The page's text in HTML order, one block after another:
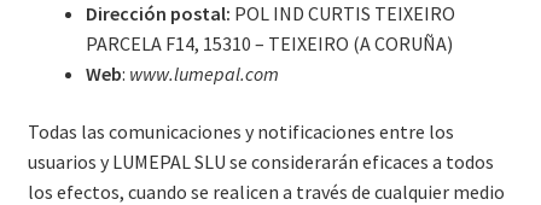
Dirección postal: POL IND CURTIS TEIXEIRO
PARCELA F14, 15310 – TEIXEIRO (A CORUÑA)
Web: www.lumepal.com
Todas las comunicaciones y notificaciones entre los
usuarios y LUMEPAL SLU se considerarán eficaces a todos
los efectos, cuando se realicen a través de cualquier medio